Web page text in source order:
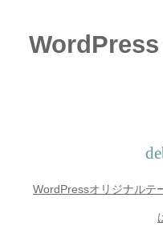
WordPressオリジナルテ